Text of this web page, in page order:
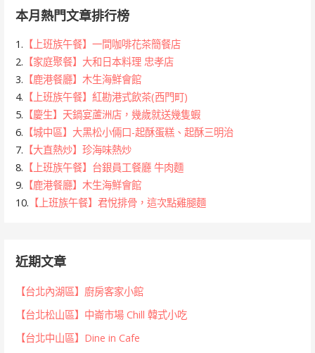
本月熱門文章排行榜
1. 【上班族午餐】一間咖啡花茶簡餐店
2. 【家庭聚餐】大和日本料理 忠孝店
3. 【鹿港餐廳】木生海鮮會館
4. 【上班族午餐】紅勘港式飲茶(西門町)
5. 【慶生】天鍋宴蘆洲店，幾歲就送幾隻蝦
6. 【城中區】大黑松小倆口-起酥蛋糕、起酥三明治
7. 【大直熱炒】珍海味熱炒
8. 【上班族午餐】台銀員工餐廳 牛肉麵
9. 【鹿港餐廳】木生海鮮會館
10. 【上班族午餐】君悅排骨，這次點雞腿麵
近期文章
【台北內湖區】廚房客家小館
【台北松山區】中崙市場 Chill 韓式小吃
【台北中山區】Dine in Cafe